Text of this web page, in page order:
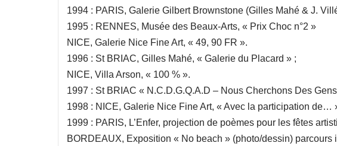
1994 : PARIS, Galerie Gilbert Brownstone (Gilles Mahé & J.
1995 : RENNES, Musée des Beaux-Arts, « Prix Choc n°2 »
NICE, Galerie Nice Fine Art, « 49, 90 FR ».
1996 : St BRIAC, Gilles Mahé, « Galerie du Placard » ;
NICE, Villa Arson, « 100 % ».
1997 : St BRIAC « N.C.D.G.Q.A.D – Nous Cherchons Des
1998 : NICE, Galerie Nice Fine Art, « Avec la participation de…
1999 : PARIS, L’Enfer, projection de poèmes pour les fêtes
BORDEAUX, Exposition « No beach » (photo/dessin) parcours